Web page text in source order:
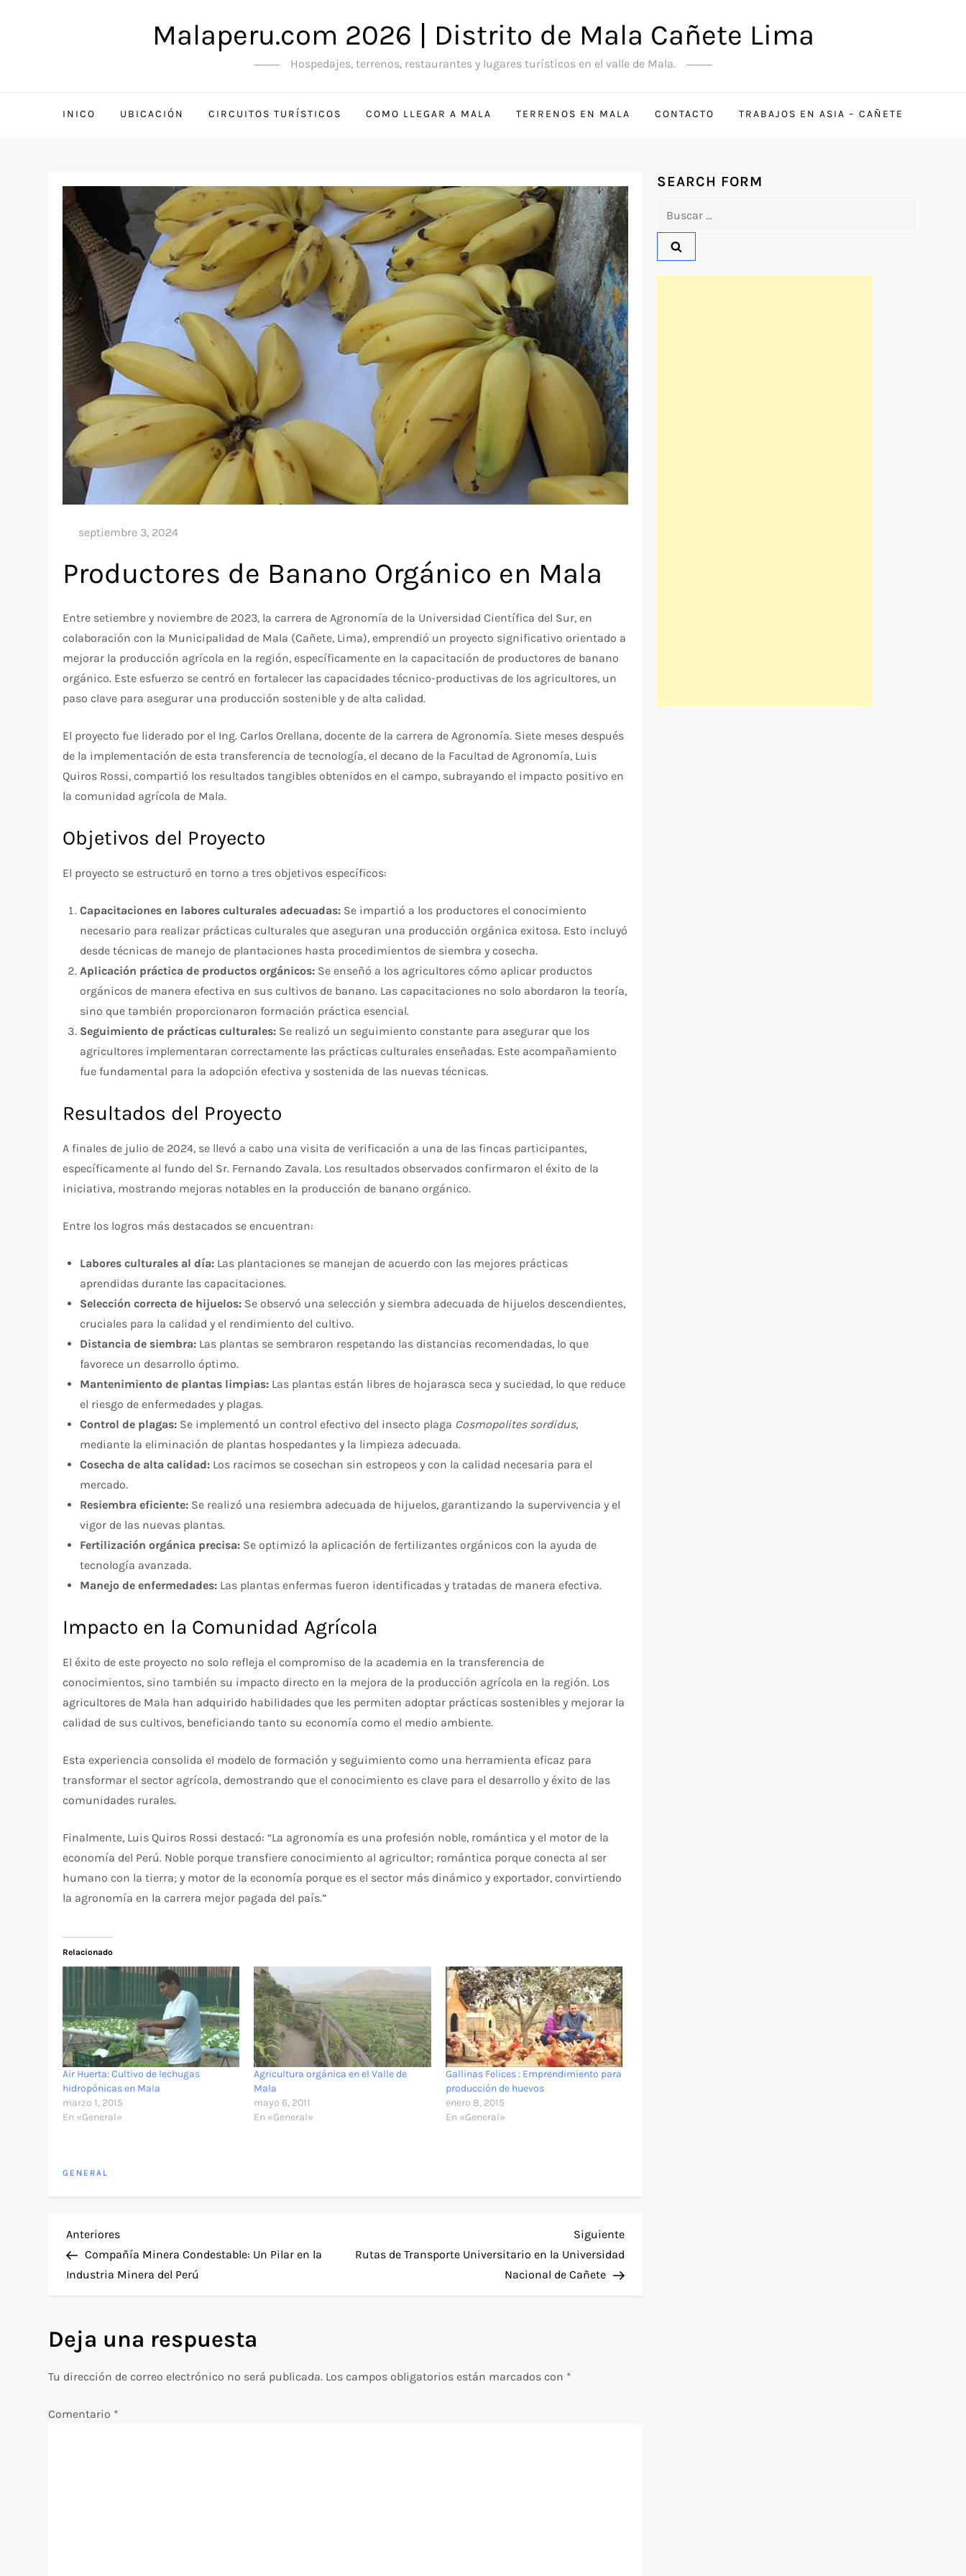
Malaperu.com 2026 | Distrito de Mala Cañete Lima
Hospedajes, terrenos, restaurantes y lugares turísticos en el valle de Mala.
INICO UBICACIÓN CIRCUITOS TURÍSTICOS COMO LLEGAR A MALA TERRENOS EN MALA CONTACTO TRABAJOS EN ASIA – CAÑETE
Productores de Banano Orgánico en Mala
Entre setiembre y noviembre de 2023, la carrera de Agronomía de la Universidad Científica del Sur, en
colaboración con la Municipalidad de Mala (Cañete, Lima), emprendió un proyecto significativo orientado a
mejorar la producción agrícola en la región, específicamente en la capacitación de productores de banano
orgánico. Este esfuerzo se centró en fortalecer las capacidades técnico-productivas de los agricultores, un
paso clave para asegurar una producción sostenible y de alta calidad.
El proyecto fue liderado por el Ing. Carlos Orellana, docente de la carrera de Agronomía. Siete meses después
de la implementación de esta transferencia de tecnología, el decano de la Facultad de Agronomía, Luis
Quiros Rossi, compartió los resultados tangibles obtenidos en el campo, subrayando el impacto positivo en
la comunidad agrícola de Mala.
Objetivos del Proyecto
El proyecto se estructuró en torno a tres objetivos específicos:
Capacitaciones en labores culturales adecuadas: Se impartió a los productores el conocimiento
necesario para realizar prácticas culturales que aseguran una producción orgánica exitosa. Esto incluyó
desde técnicas de manejo de plantaciones hasta procedimientos de siembra y cosecha.
Aplicación práctica de productos orgánicos: Se enseñó a los agricultores cómo aplicar productos
orgánicos de manera efectiva en sus cultivos de banano. Las capacitaciones no solo abordaron la teoría,
sino que también proporcionaron formación práctica esencial.
Seguimiento de prácticas culturales: Se realizó un seguimiento constante para asegurar que los
agricultores implementaran correctamente las prácticas culturales enseñadas. Este acompañamiento
fue fundamental para la adopción efectiva y sostenida de las nuevas técnicas.
Resultados del Proyecto
A finales de julio de 2024, se llevó a cabo una visita de verificación a una de las fincas participantes,
específicamente al fundo del Sr. Fernando Zavala. Los resultados observados confirmaron el éxito de la
iniciativa, mostrando mejoras notables en la producción de banano orgánico.
Entre los logros más destacados se encuentran:
Labores culturales al día: Las plantaciones se manejan de acuerdo con las mejores prácticas
aprendidas durante las capacitaciones.
Selección correcta de hijuelos: Se observó una selección y siembra adecuada de hijuelos descendientes,
cruciales para la calidad y el rendimiento del cultivo.
Distancia de siembra: Las plantas se sembraron respetando las distancias recomendadas, lo que
favorece un desarrollo óptimo.
Mantenimiento de plantas limpias: Las plantas están libres de hojarasca seca y suciedad, lo que reduce
el riesgo de enfermedades y plagas.
Control de plagas: Se implementó un control efectivo del insecto plaga Cosmopolites sordidus,
mediante la eliminación de plantas hospedantes y la limpieza adecuada.
Cosecha de alta calidad: Los racimos se cosechan sin estropeos y con la calidad necesaria para el
mercado.
Resiembra eficiente: Se realizó una resiembra adecuada de hijuelos, garantizando la supervivencia y el
vigor de las nuevas plantas.
Fertilización orgánica precisa: Se optimizó la aplicación de fertilizantes orgánicos con la ayuda de
tecnología avanzada.
Manejo de enfermedades: Las plantas enfermas fueron identificadas y tratadas de manera efectiva.
Impacto en la Comunidad Agrícola
El éxito de este proyecto no solo refleja el compromiso de la academia en la transferencia de
conocimientos, sino también su impacto directo en la mejora de la producción agrícola en la región. Los
agricultores de Mala han adquirido habilidades que les permiten adoptar prácticas sostenibles y mejorar la
calidad de sus cultivos, beneficiando tanto su economía como el medio ambiente.
Esta experiencia consolida el modelo de formación y seguimiento como una herramienta eficaz para
transformar el sector agrícola, demostrando que el conocimiento es clave para el desarrollo y éxito de las
comunidades rurales.
Finalmente, Luis Quiros Rossi destacó: “La agronomía es una profesión noble, romántica y el motor de la
economía del Perú. Noble porque transfiere conocimiento al agricultor; romántica porque conecta al ser
humano con la tierra; y motor de la economía porque es el sector más dinámico y exportador, convirtiendo
la agronomía en la carrera mejor pagada del país.”
Relacionado
Air Huerta: Cultivo de lechugas
hidropónicas en Mala
marzo 1, 2015
En «General»
Agricultura orgánica en el Valle de
Mala
mayo 6, 2011
En «General»
Gallinas Felices : Emprendimiento para
producción de huevos
enero 8, 2015
En «General»
GENERAL
N
a
e
g
a
Entrada
anterior
Anteriores
Compañía Minera Condestable: Un Pilar en la
Industria Minera del Perú
Siguiente
entrada
Siguiente
Rutas de Transporte Universitario en la Universidad
Nacional de Cañete
Deja una respuesta
Tu dirección de correo electrónico no será publicada. Los campos obligatorios están marcados con *
Comentario *
SEARCH FORM